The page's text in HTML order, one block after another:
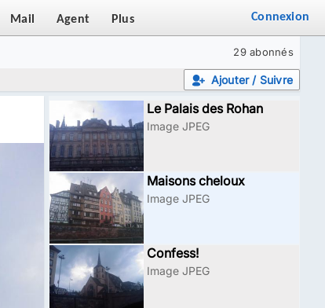
Mail Agent Plus Connexion
29 abonnés
Ajouter / Suivre
Le Palais des Rohan
Image JPEG
Maisons cheloux
Image JPEG
Confess!
Image JPEG